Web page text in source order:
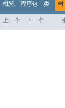
概览 程序包 类 树
上一个 下一个